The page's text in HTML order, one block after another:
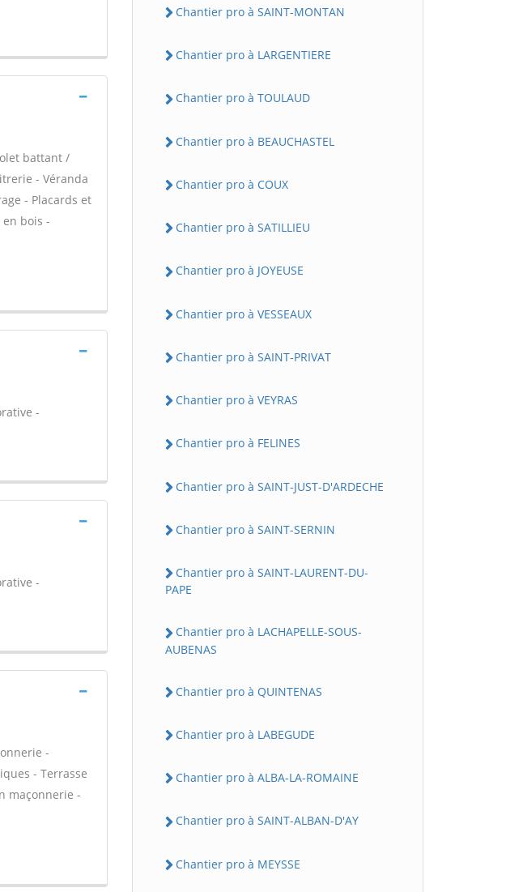
battant /
- Véranda
- Placards et
bois -
-
-
-
- Terrasse
maçonnerie -
Chantier pro à SAINT-MONTAN
Chantier pro à LARGENTIERE
Chantier pro à TOULAUD
Chantier pro à BEAUCHASTEL
Chantier pro à COUX
Chantier pro à SATILLIEU
Chantier pro à JOYEUSE
Chantier pro à VESSEAUX
Chantier pro à SAINT-PRIVAT
Chantier pro à VEYRAS
Chantier pro à FELINES
Chantier pro à SAINT-JUST-D'ARDECHE
Chantier pro à SAINT-SERNIN
Chantier pro à SAINT-LAURENT-DU-
PAPE
Chantier pro à LACHAPELLE-SOUS-
AUBENAS
Chantier pro à QUINTENAS
Chantier pro à LABEGUDE
Chantier pro à ALBA-LA-ROMAINE
Chantier pro à SAINT-ALBAN-D'AY
Chantier pro à MEYSSE